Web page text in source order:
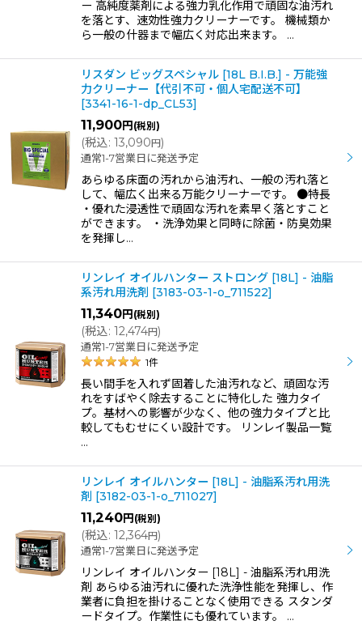
ー 高純度薬剤による強力乳化作用で頑固な油汚れ
を落とす、速効性強力クリーナーです。 機械類か
ら一般の什器まで幅広く対応出来ます。 …
リスダン ビッグスペシャル [18L B.I.B.] - 万能強
力クリーナー【代引不可・個人宅配送不可】
[3341-16-1-dp_CL53]
11,900円 (税別)
(税込: 13,090円)
通常1-7営業日に発送予定
あらゆる床面の汚れから油汚れ、一般の汚れ落と
して、幅広く出来る万能クリーナーです。 ●特長
・優れた浸透性で頑固な汚れを素早く落とすこと
ができます。 ・洗浄効果と同時に除菌・防臭効果
を発揮し…
リンレイ オイルハンター ストロング [18L] - 油脂
系汚れ用洗剤
[3183-03-1-o_711522]
11,340円 (税別)
(税込: 12,474円)
通常1-7営業日に発送予定
1件
長い間手を入れず固着した油汚れなど、頑固な汚
れをすばやく除去することに特化した 強力タイ
プ。基材への影響が少なく、他の強力タイプと比
較してもむせにくい設計です。 リンレイ製品一覧
…
リンレイ オイルハンター [18L] - 油脂系汚れ用洗
剤 [3182-03-1-o_711027]
11,240円 (税別)
(税込: 12,364円)
通常1-7営業日に発送予定
リンレイ オイルハンター [18L] - 油脂系汚れ用洗
剤 あらゆる油汚れに優れた洗浄性能を発揮し、作
業者に負担を掛けることなく使用できる スタンダ
ードタイプ。作業性にも優れています。 …